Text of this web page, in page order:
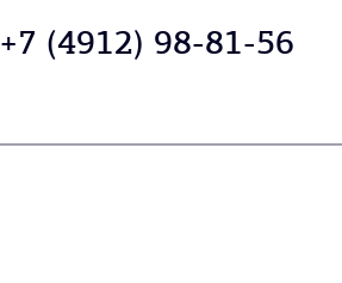
+7 (4912) 98-81-56